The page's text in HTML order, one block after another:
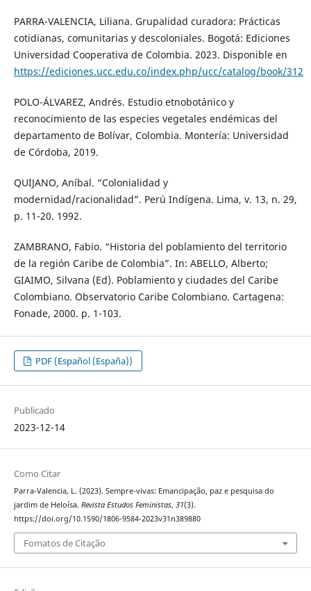
PARRA-VALENCIA, Liliana. Grupalidad curadora: Prácticas
cotidianas, comunitarias y descoloniales. Bogotá: Ediciones
Universidad Cooperativa de Colombia. 2023. Disponible en
https://ediciones.ucc.edu.co/index.php/ucc/catalog/book/312
POLO-ÁLVAREZ, Andrés. Estudio etnobotánico y
reconocimiento de las especies vegetales endémicas del
departamento de Bolívar, Colombia. Montería: Universidad
de Córdoba, 2019.
QUIJANO, Aníbal. “Colonialidad y
modernidad/racionalidad”. Perú Indígena. Lima, v. 13, n. 29,
p. 11-20. 1992.
ZAMBRANO, Fabio. “Historia del poblamiento del territorio
de la región Caribe de Colombia”. In: ABELLO, Alberto;
GIAIMO, Silvana (Ed). Poblamiento y ciudades del Caribe
Colombiano. Observatorio Caribe Colombiano. Cartagena:
Fonade, 2000. p. 1-103.
PDF (Español (España))
Publicado
2023-12-14
Como Citar
Parra-Valencia, L. (2023). Sempre-vivas: Emancipação, paz e pesquisa do
jardim de Heloísa. Revista Estudos Feministas, 31(3).
https://doi.org/10.1590/1806-9584-2023v31n389880
Fomatos de Citação